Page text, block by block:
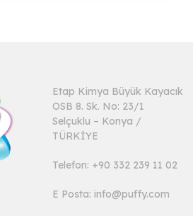
Etap Kimya Büyük Kayacık
OSB 8. Sk. No: 23/1
Selçuklu – Konya /
TÜRKİYE
Telefon: +90 332 239 11 02
E Posta: info@puffy.com